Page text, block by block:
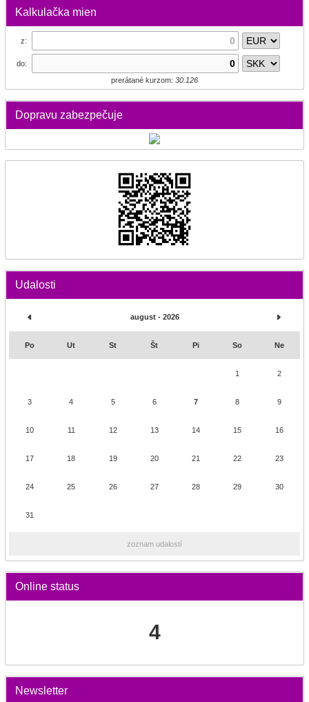
Kalkulačka mien
z:
do:
prerátané kurzom: 30.126
Dopravu zabezpečuje
Udalosti
august - 2026
Po Ut St Št Pi So Ne
1 2
3 4 5 6 7 8 9
10 11 12 13 14 15 16
17 18 19 20 21 22 23
24 25 26 27 28 29 30
31
zoznam udalostí
Online status
4
Newsletter